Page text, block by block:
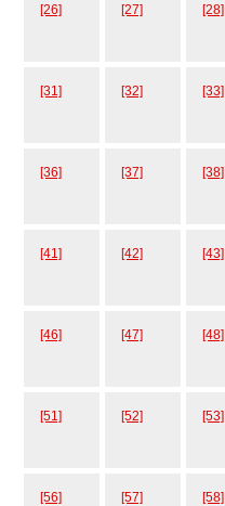
[26] [27] [28]
[31] [32] [33]
[36] [37] [38]
[41] [42] [43]
[46] [47] [48]
[51] [52] [53]
[56] [57] [58]